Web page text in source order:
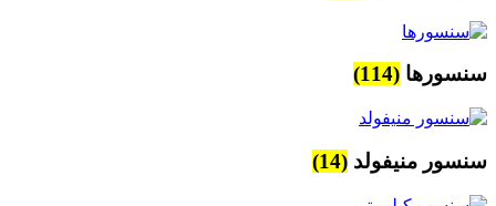
سنسورها (114)
سنسور منیفولد (14)